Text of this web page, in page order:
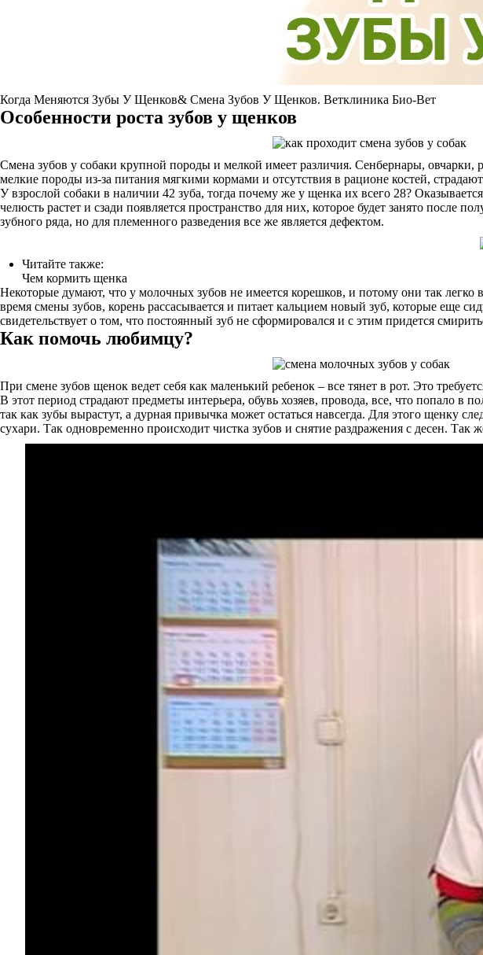
Когда Меняются Зубы У Щенков& Смена Зубов У Щенков. Ветклиника Био-Вет
Особенности роста зубов у щенков
Смена зубов у собаки крупной породы и мелкой имеет различия. Сенбернары, овчарки,
мелкие породы из-за питания мягкими кормами и отсутствия в рационе костей,
У взрослой собаки в наличии 42 зуба, тогда почему же у щенка их всего 28?
челюсть растет и сзади появляется пространство для них, которое будет занято после
зубного ряда, но для племенного разведения все же является дефектом.
Читайте также:
Чем кормить щенка
Некоторые думают, что у молочных зубов не имеется корешков, и потому они так
время смены зубов, корень рассасывается и питает кальцием новый зуб, которые еще
свидетельствует о том, что постоянный зуб не сформировался и с этим придется
Как помочь любимцу?
При смене зубов щенок ведет себя как маленький ребенок – все тянет в рот. Это
В этот период страдают предметы интерьера, обувь хозяев, провода, все, что попало в
так как зубы вырастут, а дурная привычка может остаться навсегда. Для этого щенку
сухари. Так одновременно происходит чистка зубов и снятие раздражения с десен.